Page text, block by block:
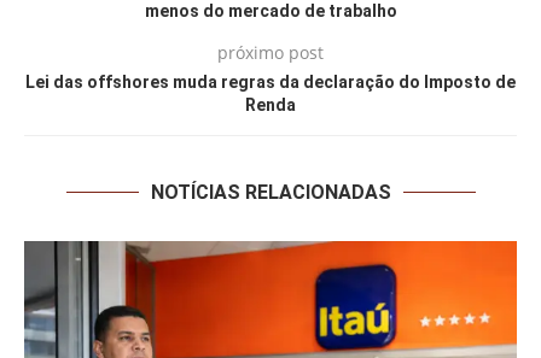
menos do mercado de trabalho
próximo post
Lei das offshores muda regras da declaração do Imposto de
Renda
NOTÍCIAS RELACIONADAS